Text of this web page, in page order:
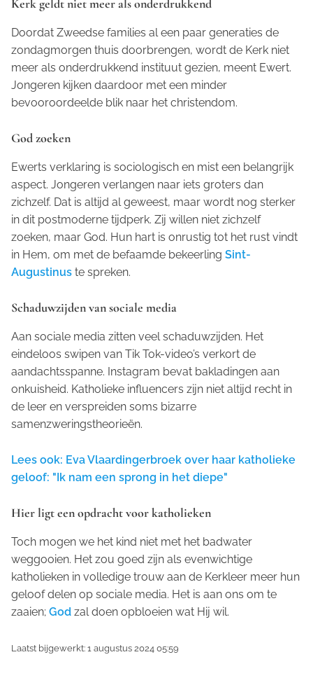
Kerk geldt niet meer als onderdrukkend
Doordat Zweedse families al een paar generaties de
zondagmorgen thuis doorbrengen, wordt de Kerk niet
meer als onderdrukkend instituut gezien, meent Ewert.
Jongeren kijken daardoor met een minder
bevooroordeelde blik naar het christendom.
God zoeken
Ewerts verklaring is sociologisch en mist een belangrijk
aspect. Jongeren verlangen naar iets groters dan
zichzelf. Dat is altijd al geweest, maar wordt nog sterker
in dit postmoderne tijdperk. Zij willen niet zichzelf
zoeken, maar God. Hun hart is onrustig tot het rust vindt
in Hem, om met de befaamde bekeerling Sint-
Augustinus te spreken.
Schaduwzijden van sociale media
Aan sociale media zitten veel schaduwzijden. Het
eindeloos swipen van Tik Tok-video’s verkort de
aandachtsspanne. Instagram bevat bakladingen aan
onkuisheid. Katholieke influencers zijn niet altijd recht in
de leer en verspreiden soms bizarre
samenzweringstheorieën.
Lees ook: Eva Vlaardingerbroek over haar katholieke
geloof: "Ik nam een sprong in het diepe"
Hier ligt een opdracht voor katholieken
Toch mogen we het kind niet met het badwater
weggooien. Het zou goed zijn als evenwichtige
katholieken in volledige trouw aan de Kerkleer meer hun
geloof delen op sociale media. Het is aan ons om te
zaaien; God zal doen opbloeien wat Hij wil.
Laatst bijgewerkt: 1 augustus 2024 05:59